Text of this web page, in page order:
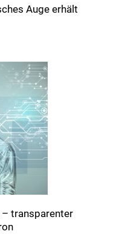
Auge erhält
transparenter